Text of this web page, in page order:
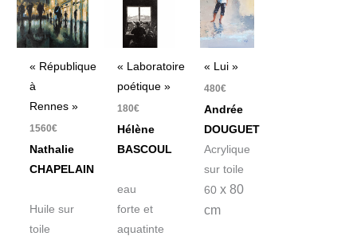
« République
à
Rennes »
1560€
Nathalie
CHAPELAIN
Huile sur
toile
« Laboratoire
poétique »
180€
Hélène
BASCOUL
eau
forte et
aquatinte
« Lui »
480€
Andrée
DOUGUET
Acrylique
sur toile
60 x 80
cm